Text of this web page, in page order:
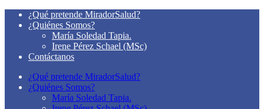
¿Qué pretende MiradorSalud?
¿Quiénes Somos?
María Soledad Tapia.
Irene Pérez Schael (MSc)
Contáctanos
¿Qué pretende MiradorSalud?
¿Quiénes Somos?
María Soledad Tapia.